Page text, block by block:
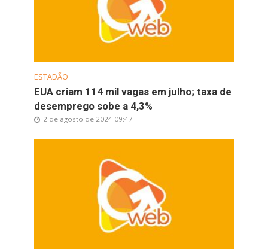
ESTADÃO
EUA criam 114 mil vagas em julho; taxa de
desemprego sobe a 4,3%
2 de agosto de 2024 09:47